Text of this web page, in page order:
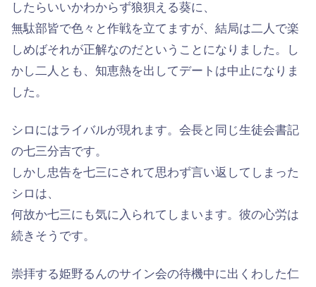
したらいいかわからず狼狽える葵に、
無駄部皆で色々と作戦を立てますが、結局は二人で楽
しめばそれが正解なのだということになりました。し
かし二人とも、知恵熱を出してデートは中止になりま
した。
シロにはライバルが現れます。会長と同じ生徒会書記
の七三分吉です。
しかし忠告を七三にされて思わず言い返してしまった
シロは、
何故か七三にも気に入られてしまいます。彼の心労は
続きそうです。
崇拝する姫野るんのサイン会の待機中に出くわした仁